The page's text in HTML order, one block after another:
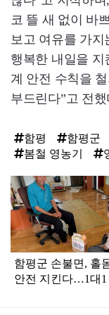
코 뜰 새 없이 바
보고 여유를 가지
행복한 내일을 지
계 안전 수칙을
부드린다”고 전했
함평 함평군
봄철 영농기
탑
라
인
함평군 손불면, 홀
안전 지킨다…1대1